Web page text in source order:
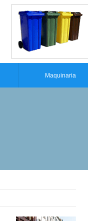
Maquinaria